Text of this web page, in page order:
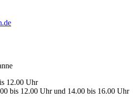
12.00 Uhr
bis 12.00 Uhr und 14.00 bis 16.00 Uhr